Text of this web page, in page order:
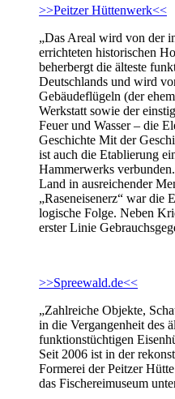
>>Peitzer Hüttenwerk<<
„Das Areal wird von der
errichteten historischen
beherbergt die älteste
Deutschlands und wird
Gebäudeflügeln (der
Werkstatt sowie der
Feuer und Wasser – die
Geschichte Mit der
ist auch die Etablierung
Hammerwerks
Land in ausreichender
„Raseneisenerz“ war die
logische Folge. Neben
erster Linie
>>Spreewald.de<<
„Zahlreiche Objekte,
in die Vergangenheit des
funktionstüchtigen
Seit 2006 ist in der
Formerei der Peitzer
das Fischereimuseum